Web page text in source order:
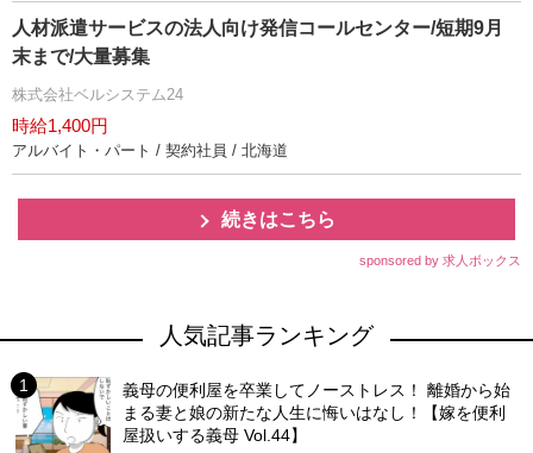
人材派遣サービスの法人向け発信コールセンター/短期9月
末まで/大量募集
株式会社ベルシステム24
時給1,400円
アルバイト・パート / 契約社員 / 北海道
続きはこちら
sponsored by 求人ボックス
人気記事ランキング
義母の便利屋を卒業してノーストレス！ 離婚から始
まる妻と娘の新たな人生に悔いはなし！【嫁を便利
屋扱いする義母 Vol.44】